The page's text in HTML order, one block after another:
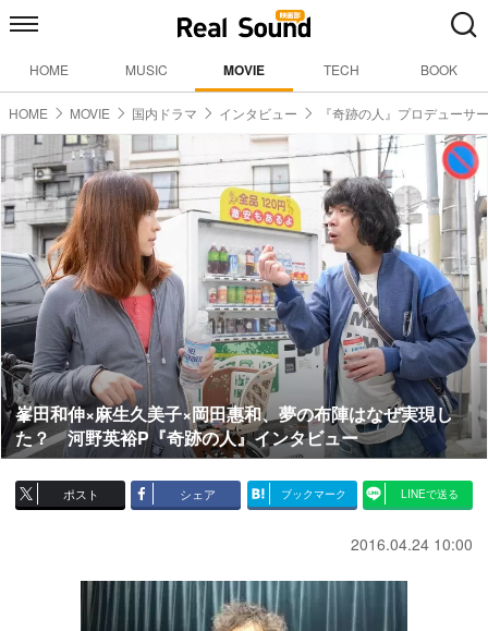
HOME MUSIC MOVIE TECH BOOK
HOME MOVIE 国内ドラマ インタビュー 『奇跡の人』プロデューサ
峯田和伸×麻生久美子×岡田惠和、夢の布陣はなぜ実現し
た？ 河野英裕P『奇跡の人』インタビュー
ポスト シェア ブックマーク LINEで送る
2016.04.24 10:00